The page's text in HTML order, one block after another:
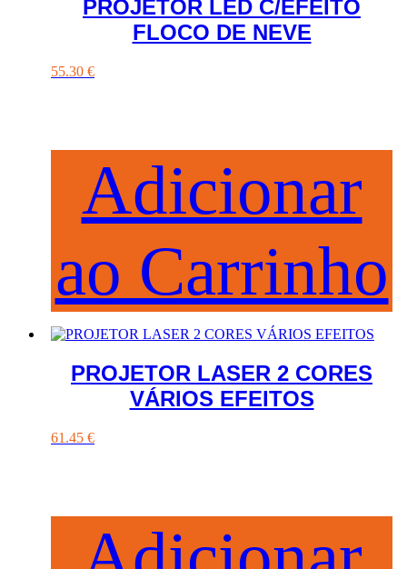
PROJETOR LED C/EFEITO
FLOCO DE NEVE
55.30 €
Adicionar
ao Carrinho
PROJETOR LASER 2 CORES
VÁRIOS EFEITOS
61.45 €